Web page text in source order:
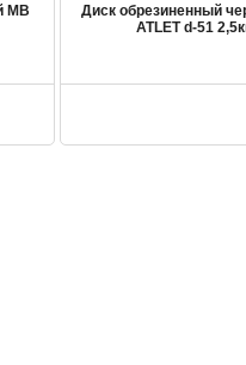
MB
Диск обрезиненный
ATLET d-51